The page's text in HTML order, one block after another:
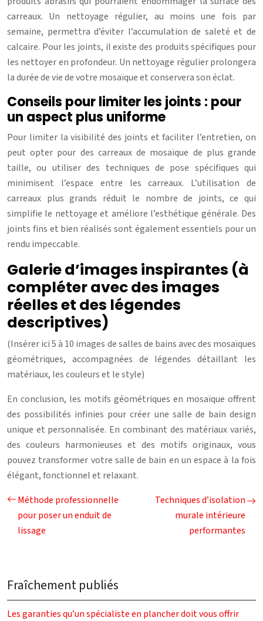
carreaux. Un nettoyage régulier, au moins une fois par
semaine, permettra d’éviter l’accumulation de saleté et de
calcaire. Pour les joints, il existe des produits spécifiques pour
les nettoyer en profondeur. Un nettoyage régulier prolongera
la durée de vie de votre mosaïque et conservera son éclat.
Conseils pour limiter les joints : pour
un aspect plus uniforme
Pour limiter la visibilité des joints et faciliter l’entretien, on
peut opter pour des carreaux de mosaïque de plus grande
taille, ou utiliser des techniques de pose spécifiques qui
minimisent l’espace entre les carreaux. L’utilisation de
carreaux plus grands réduit le nombre de joints, ce qui
simplifie le nettoyage et améliore l’esthétique générale. Des
joints fins et bien réalisés sont également essentiels pour un
rendu impeccable.
Galerie d’images inspirantes (à
compléter avec des images
réelles et des légendes
descriptives)
(Insérer ici 5 à 10 images de salles de bains avec des mosaïques
géométriques, accompagnées de légendes détaillant les
matériaux, les couleurs et le style)
En conclusion, les motifs géométriques en mosaïque offrent
des possibilités infinies pour créer une salle de bain design
unique et personnalisée. En combinant des matériaux variés,
des couleurs harmonieuses et des motifs originaux, vous
pouvez transformer votre salle de bain en un espace à la fois
élégant, fonctionnel et relaxant.
Méthode professionnelle
pour poser un enduit de
lissage
Techniques d’isolation
murale intérieure
performantes
Fraîchement publiés
Les garanties qu’un spécialiste en plancher doit vous offrir